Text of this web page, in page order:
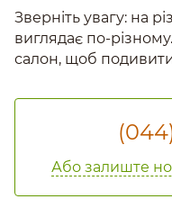
Зверніть увагу: на
виглядає по-
салон, щоб
Або залиште